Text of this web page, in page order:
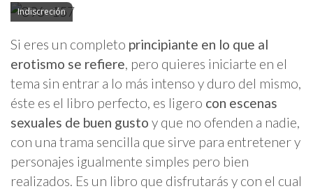
Indiscreción
Si eres un completo principiante en lo que al
erotismo se refiere, pero quieres iniciarte en el
tema sin entrar a lo más intenso y duro del mismo,
éste es el libro perfecto, es ligero con escenas
sexuales de buen gusto y que no ofenden a nadie,
con una trama sencilla que sirve para entretener y
personajes igualmente simples pero bien
realizados. Es un libro que disfrutarás y con el cual